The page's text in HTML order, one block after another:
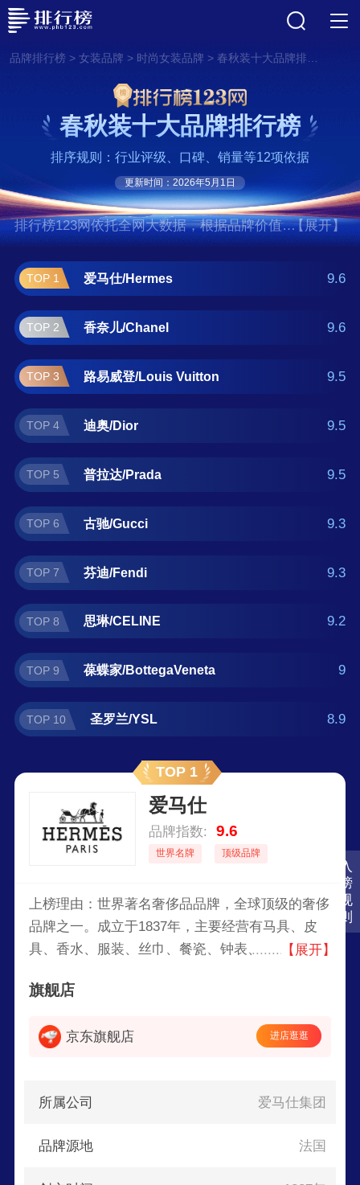
品牌排行榜> 女装品牌 > 时尚女装品牌 > 春秋装十大品牌排行榜
入
榜
规
则
春秋装十大品牌排行榜
排序规则：行业评级、口碑、销量等12项依据
更新时间：2026年5月1日
排行榜123网依托全网大数据，根据品牌价值、
口碑评价等多项指数评选出了春秋装十大品牌
排行榜,前十名分别是爱马仕/Hermes、香奈
儿/Chanel、路易威登/Louis Vuitton、迪
奥/Dior、普拉达/Prada、古驰/Gucci、芬
迪/Fendi、思琳/CELINE、葆蝶
家/BottegaVeneta、圣罗兰/YSL。如果您正在
查找春秋装什么牌子好？那么本春秋装十大品
牌榜单可供您作为选购参考，我们致力于用最
真实的用户数据推荐口碑最好的春秋装品牌，
【展开】
TOP 1 爱马仕/Hermes 9.6
TOP 2 香奈儿/Chanel 9.6
TOP 3 路易威登/Louis Vuitton 9.5
TOP 4 迪奥/Dior 9.5
TOP 5 普拉达/Prada 9.5
TOP 6 古驰/Gucci 9.3
TOP 7 芬迪/Fendi 9.3
TOP 8 思琳/CELINE 9.2
TOP 9 葆蝶家/BottegaVeneta 9
TOP 10 圣罗兰/YSL 8.9
TOP 1
爱马仕
品牌指数: 9.6
世界名牌 顶级品牌
上榜理由：世界著名奢侈品品牌，全球顶级的奢侈
品牌之一。成立于1837年，主要经营有马具、皮
具、香水、服装、丝巾、餐瓷、钟表、珠宝、鞋子
包/丝巾和领带等经典设计享誉国际。
【展开】
旗舰店
京东旗舰店 进店逛逛
所属公司 爱马仕集团
品牌源地 法国